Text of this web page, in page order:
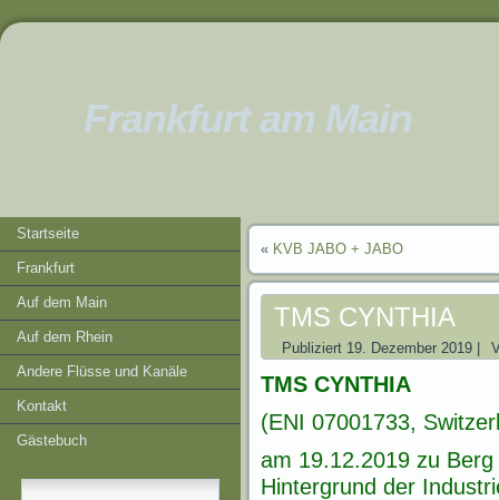
Frankfurt am Main
Startseite
Frankfurt
Auf dem Main
Auf dem Rhein
Andere Flüsse und Kanäle
Kontakt
Gästebuch
« KVB JABO + JABO
TMS CYNTHIA
Publiziert 19. Dezember 2019
TMS CYNTHIA
(ENI 07001733,
am 19.12.2019 zu
Hintergrund der